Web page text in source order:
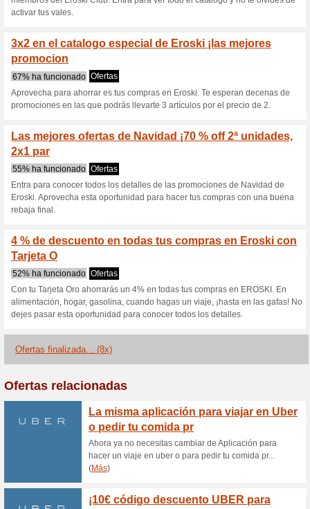
esta tienda..
Descuentos
15 % de descuento
Eroski
100% ha funcionado
En este apartado de la web
miembros del Eroski Club.
activar tus vales.
Electrodomésticos
13,90 €